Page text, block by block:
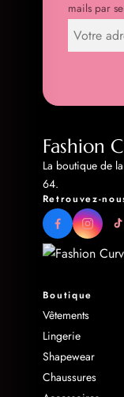
mails par
Fashion
La boutique de
64.
Retrouvez-
Boutique
Vêtements
Lingerie
Shapewear
Chaussures